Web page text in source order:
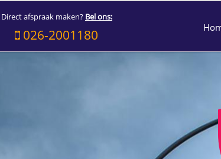
Direct afspraak maken? Bel ons:
026-2001180